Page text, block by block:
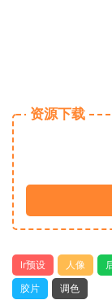
资源下载
lr预设 人像
胶片
调色